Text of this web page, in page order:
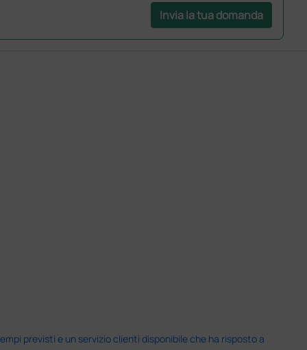
Invia la tua domanda
previsti e un servizio clienti disponibile che ha risposto a